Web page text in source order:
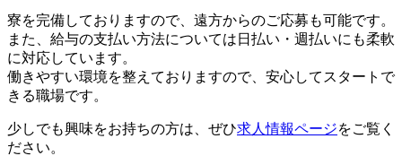
寮を完備しておりますので、遠方からのご応募も可能です。
また、給与の支払い方法については日払い・週払いにも柔軟
に対応しています。
働きやすい環境を整えておりますので、安心してスタートで
きる職場です。
少しでも興味をお持ちの方は、ぜひ求人情報ページをご覧く
ださい。